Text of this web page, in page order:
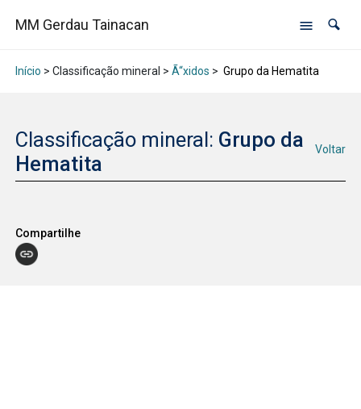
MM Gerdau Tainacan
Início > Classificação mineral > Ã“xidos > Grupo da Hematita
Classificação mineral: Grupo da
Hematita
Voltar
Compartilhe